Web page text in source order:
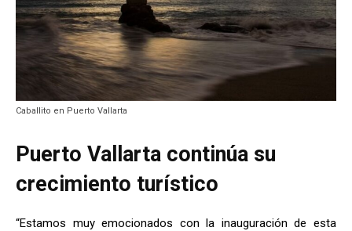
Caballito en Puerto Vallarta
Puerto Vallarta continúa su
crecimiento turístico
“Estamos muy emocionados con la inauguración de esta